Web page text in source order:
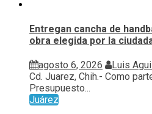
Entregan cancha de
obra elegida por la
agosto 6, 2026 Luis
Cd. Juarez, Chih.- Como
Presupuesto...
Juárez